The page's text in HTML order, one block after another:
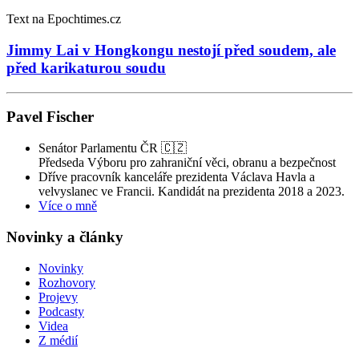
Text na Epochtimes.cz
Jimmy Lai v Hongkongu nestojí před soudem, ale
před karikaturou soudu
Pavel Fischer
Senátor Parlamentu ČR 🇨🇿
Předseda Výboru pro zahraniční věci, obranu a bezpečnost
Dříve pracovník kanceláře prezidenta Václava Havla a
velvyslanec ve Francii. Kandidát na prezidenta 2018 a 2023.
Více o mně
Novinky a články
Novinky
Rozhovory
Projevy
Podcasty
Videa
Z médií